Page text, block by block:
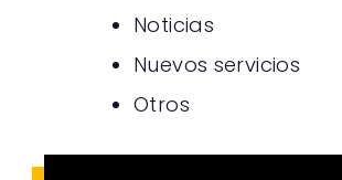
Noticias
Nuevos servicios
Otros